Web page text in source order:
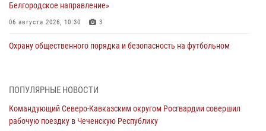
Белгородское направление»
06 августа 2026, 10:30 3
Охрану общественного порядка и безопасность на футбольном
задержаны в Дагестане при силовой поддержке Росгвардии
06 августа 2026, 09:00
ПОПУЛЯРНЫЕ НОВОСТИ
Командующий Северо-Кавказским округом Росгвардии совершил
рабочую поездку в Чеченскую Республику